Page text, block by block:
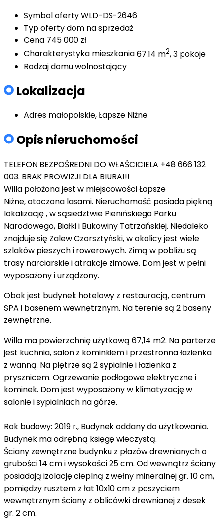
Symbol ofertyWLD-DS-2646
Typ ofertydom na sprzedaż
Cena 745 000 zł
Charakterystyka mieszkania67.14 m2, 3 pokoje
Rodzaj domuwolnostojący
Lokalizacja
Adres małopolskie, Łapsze Niżne
Opis nieruchomości
TELEFON BEZPOŚREDNI DO WŁAŚCICIELA +48 666 132
003. BRAK PROWIZJI DLA BIURA!!!
Willa położona jest w miejscowościŁapsze
Niżne,otoczona lasami. Nieruchomość posiada piękną
lokalizację , w sąsiedztwie Pienińskiego Parku
Narodowego, Białki i Bukowiny Tatrzańskiej. Niedaleko
znajduje się Zalew Czorsztyński, w okolicy jest wiele
szlaków pieszych i rowerowych. Zimą w pobliżu są
trasy narciarskie i atrakcje zimowe. Dom jest w pełni
wyposażony i urządzony.
Obok jest budynek hotelowy z restauracją, centrum
SPA i basenem wewnętrznym. Na terenie są 2 baseny
zewnętrzne.
Willa ma powierzchnię użytkową 67,14 m2. Na parterze
jest kuchnia, salon z kominkiem i przestronna łazienka
z wanną. Na piętrze są 2 sypialnie i łazienka z
prysznicem. Ogrzewanie podłogowe elektryczne i
kominek. Dom jest wyposażony w klimatyzację w
salonie i sypialniach na górze.
Rok budowy: 2019 r., Budynek oddany do użytkowania.
Budynek ma odrębną księgę wieczystą.
Ściany zewnętrzne budynku z płazów drewnianych o
grubości 14 cm i wysokości 25 cm. Od wewnątrz ściany
posiadają izolację cieplną z wełny mineralnej gr. 10 cm,
pomiędzy rusztem z łat 10x10 cm z poszyciem
wewnętrznym ściany z oblicówki drewnianej z desek
gr. 2 cm.